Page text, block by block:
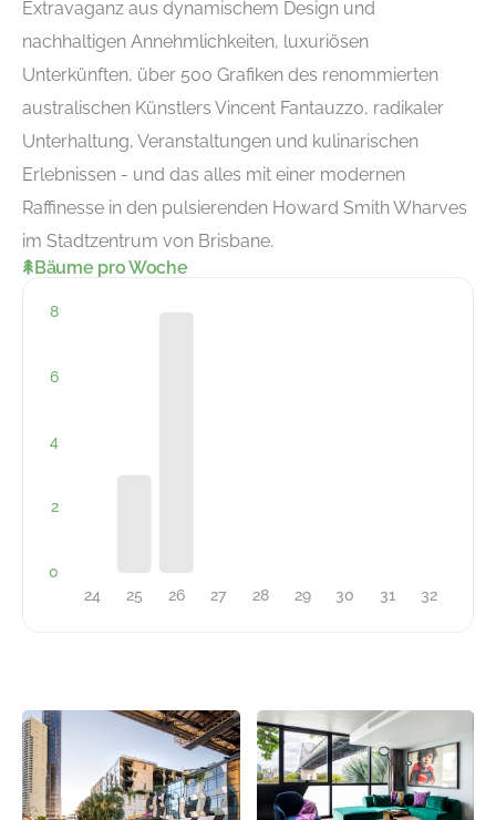
Extravaganz aus dynamischem Design und
nachhaltigen Annehmlichkeiten, luxuriösen
Unterkünften, über 500 Grafiken des renommierten
australischen Künstlers Vincent Fantauzzo, radikaler
Unterhaltung, Veranstaltungen und kulinarischen
Erlebnissen - und das alles mit einer modernen
Raffinesse in den pulsierenden Howard Smith Wharves
im Stadtzentrum von Brisbane.
Bäume pro Woche